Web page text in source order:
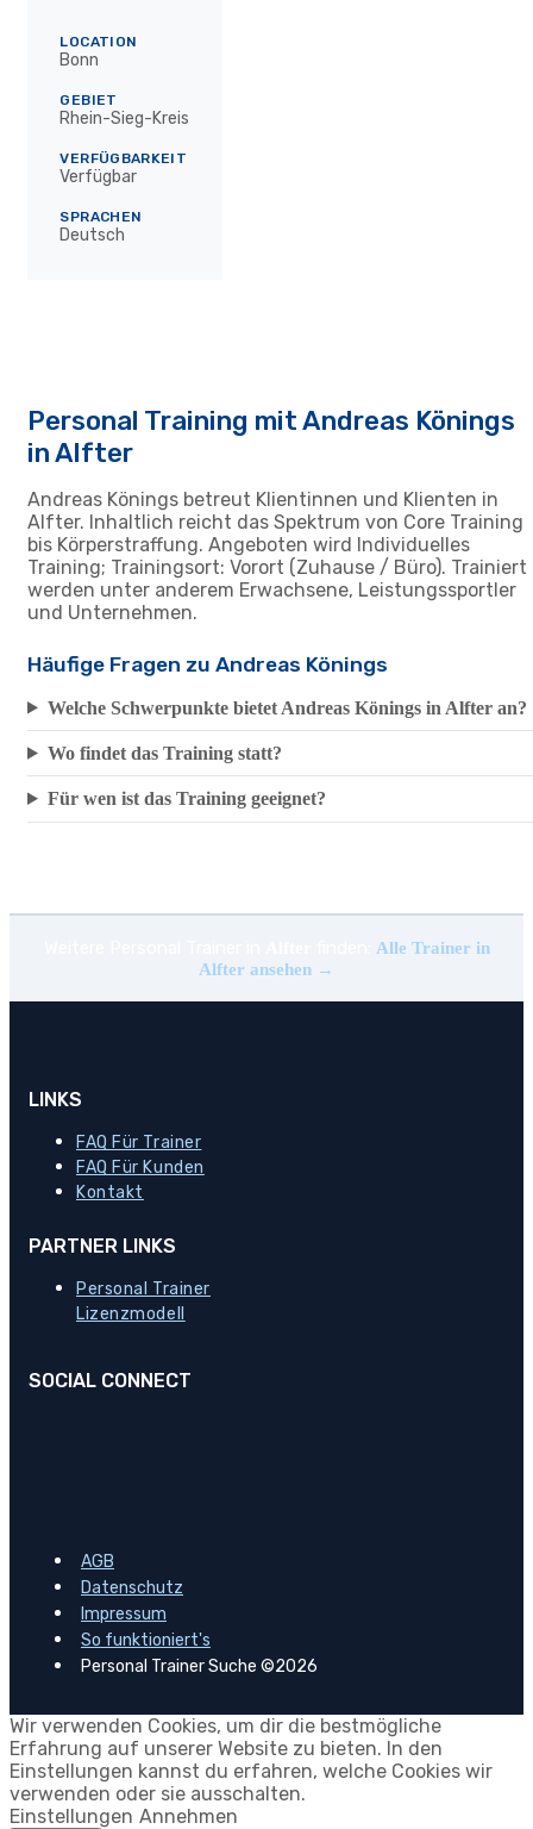
LOCATION
Bonn
GEBIET
Rhein-Sieg-Kreis
VERFÜGBARKEIT
Verfügbar
SPRACHEN
Deutsch
Personal Training mit Andreas Könings
in Alfter
Andreas Könings betreut Klientinnen und Klienten in
Alfter. Inhaltlich reicht das Spektrum von Core Training
bis Körperstraffung. Angeboten wird Individuelles
Training; Trainingsort: Vorort (Zuhause / Büro). Trainiert
werden unter anderem Erwachsene, Leistungssportler
und Unternehmen.
Häufige Fragen zu Andreas Könings
Welche Schwerpunkte bietet Andreas Könings in Alfter an?
Wo findet das Training statt?
Für wen ist das Training geeignet?
Alle Trainer in
Alfter ansehen →
LINKS
FAQ Für Trainer
FAQ Für Kunden
Kontakt
PARTNER LINKS
Personal Trainer
Lizenzmodell
SOCIAL CONNECT
AGB
Datenschutz
Impressum
So funktioniert's
Personal Trainer Suche ©2026
Wir verwenden Cookies, um dir die bestmögliche
Erfahrung auf unserer Website zu bieten. In den
Einstellungen kannst du erfahren, welche Cookies wir
verwenden oder sie ausschalten.
Einstellungen Annehmen